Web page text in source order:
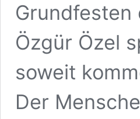
Özgür Özel
soweit
Der